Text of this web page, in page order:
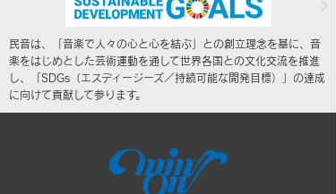
民音は、「音楽で人々の心と心を結ぶ」との創立理念を基に、音
楽をはじめとした芸術運動を通して世界各国との文化交流を推進
し、「SDGs（エスディージーズ／持続可能な開発目標）」の達成
に向けて貢献して参ります。